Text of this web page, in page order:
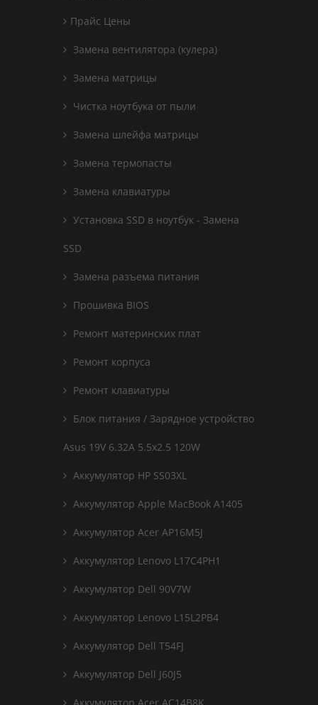
Прайс Цены
Замена вентилятора (кулера)
Замена матрицы
Чистка ноутбука от пыли
Замена шлейфа матрицы
Замена термопасты
Замена клавиатуры
Установка SSD в ноутбук - Замена
SSD
Замена разъема питания
Прошивка BIOS
Ремонт материнских плат
Ремонт корпуса
Ремонт клавиатуры
Блок питания / Зарядное устройство
Asus 19V 6.32A 5.5x2.5 120W
Аккумулятор HP SS03XL
Аккумулятор Apple MacBook A1405
Аккумулятор Acer AP16M5J
Аккумулятор Lenovo L17C4PH1
Аккумулятор Dell 90V7W
Аккумулятор Lenovo L15L2PB4
Аккумулятор Dell T54FJ
Аккумулятор Dell J60J5